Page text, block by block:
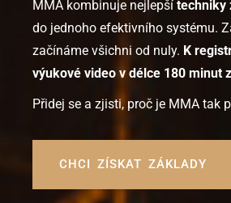
MMA kombinuje nejlepší techniky
do jednoho efektivního systému.
začínáme všichni od nuly. K
výukové video v délce 180 minut
Přidej se a zjisti, proč je MMA tak
CHCI ZÍSKAT ZÁKLADY